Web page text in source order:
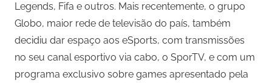
Legends, Fifa e outros. Mais recentemente, o grupo
Globo, maior rede de televisão do país, também
decidiu dar espaço aos eSports, com transmissões
no seu canal esportivo via cabo, o SporTV, e com um
programa exclusivo sobre games apresentado pela